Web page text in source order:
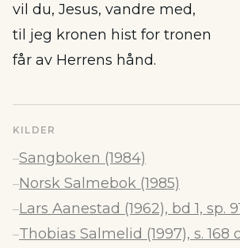
vil du, Jesus, vandre med,
til jeg kronen hist for tronen
får av Herrens hånd.
KILDER
–Sangboken (1984)
–Norsk Salmebok (1985)
–Lars Aanestad (1962), bd 1, sp.
–Thobias Salmelid (1997), s. 168